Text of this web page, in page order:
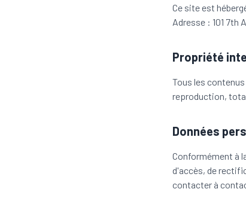
Ce site est
Adresse : 101 7th
Propriété
Tous les
reproduction,
Données
Conformément à
d'accès, de
contacter à